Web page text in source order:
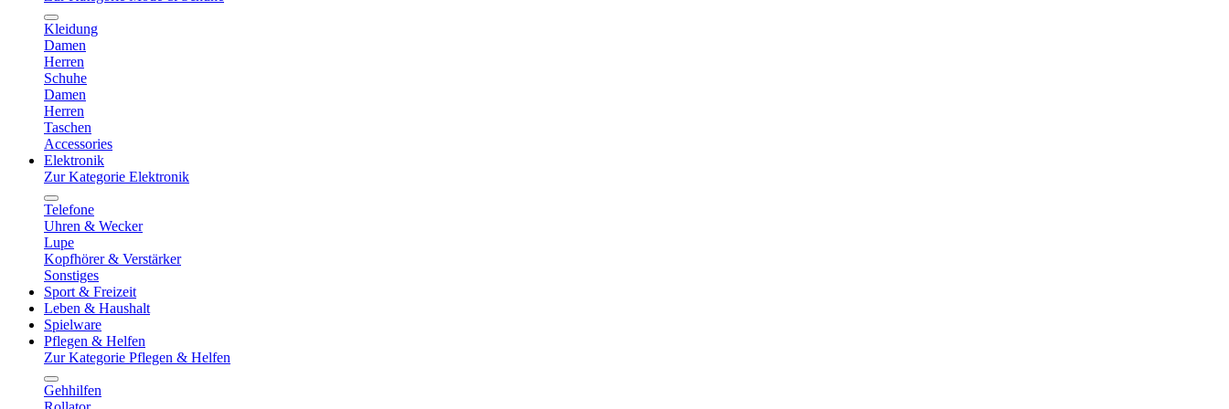
Kleidung
Damen
Herren
Schuhe
Damen
Herren
Taschen
Accessories
Elektronik
Zur Kategorie Elektronik
Telefone
Uhren & Wecker
Lupe
Kopfhörer & Verstärker
Sonstiges
Sport & Freizeit
Leben & Haushalt
Spielware
Pflegen & Helfen
Zur Kategorie Pflegen & Helfen
Gehhilfen